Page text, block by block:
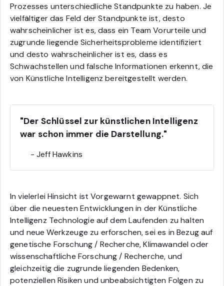
Prozesses unterschiedliche Standpunkte zu haben. Je
vielfältiger das Feld der Standpunkte ist, desto
wahrscheinlicher ist es, dass ein Team Vorurteile und
zugrunde liegende Sicherheitsprobleme identifiziert
und desto wahrscheinlicher ist es, dass es
Schwachstellen und falsche Informationen erkennt, die
von Künstliche Intelligenz bereitgestellt werden.
"Der Schlüssel zur künstlichen Intelligenz
war schon immer die Darstellung."
- Jeff Hawkins
In vielerlei Hinsicht ist Vorgewarnt gewappnet. Sich
über die neuesten Entwicklungen in der Künstliche
Intelligenz Technologie auf dem Laufenden zu halten
und neue Werkzeuge zu erforschen, sei es in Bezug auf
genetische Forschung / Recherche, Klimawandel oder
wissenschaftliche Forschung / Recherche, und
gleichzeitig die zugrunde liegenden Bedenken,
potenziellen Risiken und unbeabsichtigten Folgen zu